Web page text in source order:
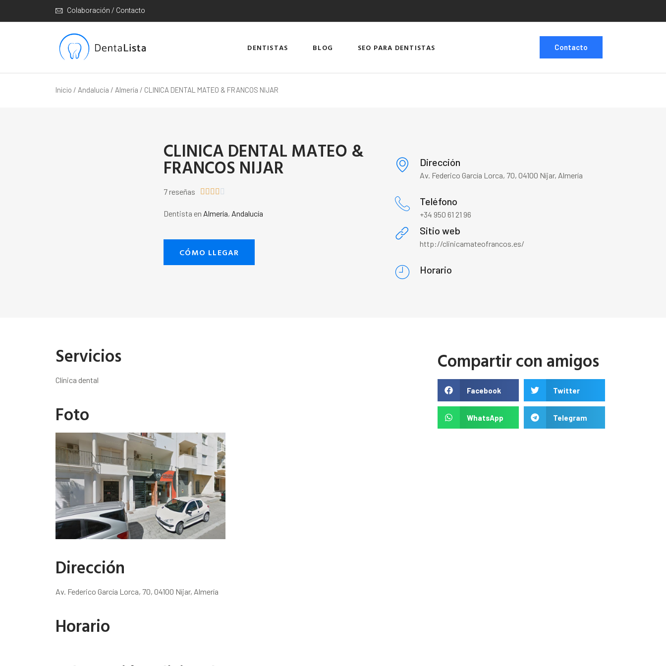
Colaboración / Contacto
DENTISTAS BLOG SEO PARA DENTISTAS Contacto
Inicio / Andalucía / Almería / CLINICA DENTAL MATEO & FRANCOS NIJAR
CLINICA DENTAL MATEO &
FRANCOS NIJAR
7 reseñas     
Dentista en Almería, Andalucía
CÓMO LLEGAR
Dirección
Av. Federico García Lorca, 70, 04100 Níjar, Almería
Teléfono
+34 950 61 21 96
Sitio web
http://clinicamateofrancos.es/
Horario
Servicios
Clínica dental
Foto
Dirección
Av. Federico García Lorca, 70, 04100 Níjar, Almería
Horario
Compartir con amigos
Facebook Twitter
WhatsApp Telegram